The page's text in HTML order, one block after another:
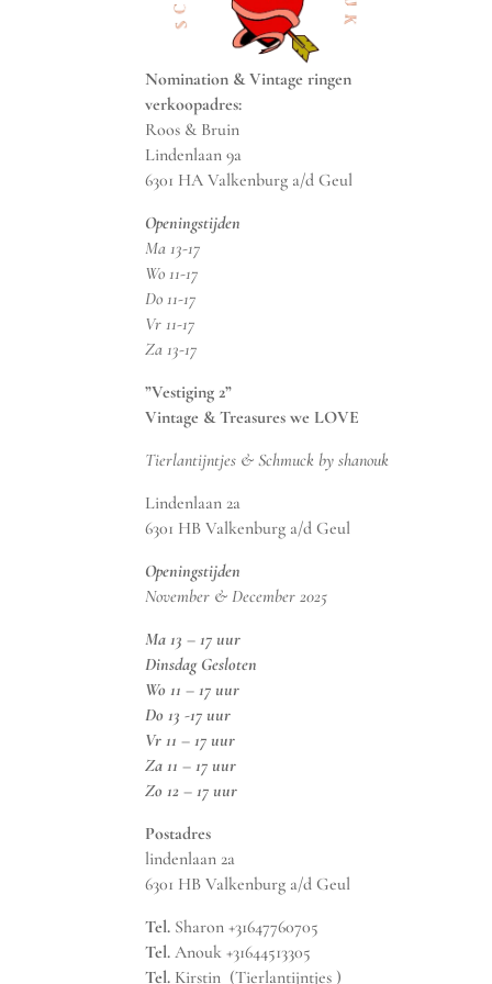
Nomination & Vintage ringen
verkoopadres:
Roos & Bruin
Lindenlaan 9a
6301 HA Valkenburg a/d Geul
Openingstijden
Ma 13-17
Wo 11-17
Do 11-17
Vr 11-17
Za 13-17
”Vestiging 2”
Vintage & Treasures we LOVE
Tierlantijntjes & Schmuck by shanouk
Lindenlaan 2a
6301 HB Valkenburg a/d Geul
Openingstijden
November & December 2025
Ma 13 – 17 uur
Dinsdag Gesloten
Wo 11 – 17 uur
Do 13 -17 uur
Vr 11 – 17 uur
Za 11 – 17 uur
Zo 12 – 17 uur
Postadres
lindenlaan 2a
6301 HB Valkenburg a/d Geul
Tel. Sharon +31647760705
Tel. Anouk +31644513305
Tel. Kirstin (Tierlantijntjes )